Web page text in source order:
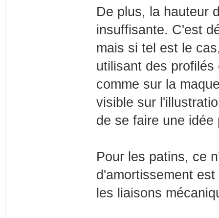
De plus, la hauteur
insuffisante. C'est
mais si tel est le
utilisant des
comme sur la
visible sur
de se faire une
Pour les patins, ce
d'amortissement
les liaisons